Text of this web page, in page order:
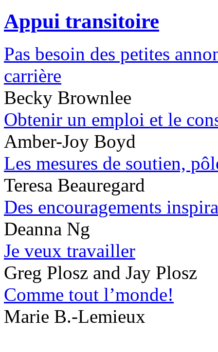
Appui transitoire
Pas besoin des petites
carrière
Becky Brownlee
Obtenir un emploi et le
Amber-Joy Boyd
Les mesures de soutien,
Teresa Beauregard
Des encouragements
Deanna Ng
Je veux travailler
Greg Plosz and Jay Plosz
Comme tout l’monde!
Marie B.-Lemieux